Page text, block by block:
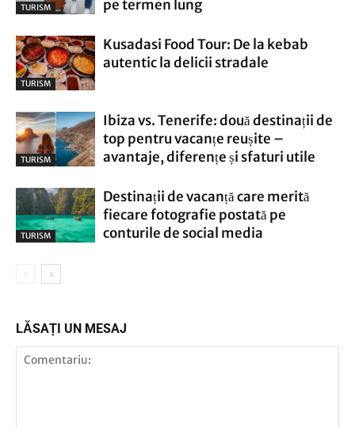
TURISM pe termen lung
TURISM
Kusadasi Food Tour: De la kebab
autentic la delicii stradale
TURISM
Ibiza vs. Tenerife: două destinații de
top pentru vacanțe reușite –
avantaje, diferențe și sfaturi utile
TURISM
Destinații de vacanță care merită
fiecare fotografie postată pe
conturile de social media
LĂSAȚI UN MESAJ